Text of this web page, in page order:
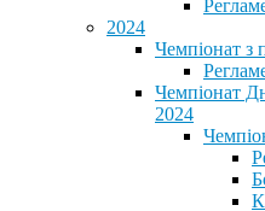
2024
Чемпіонат з
Чемпіонат
2024